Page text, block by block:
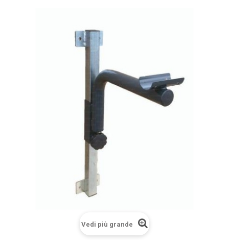
Vedi più grande